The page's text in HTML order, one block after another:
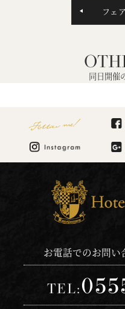
フェ
同日開催
Follow me!
お電話でのお問い
TEL: